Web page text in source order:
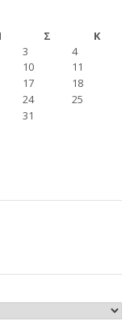
Σ
Κ
3
4
10 11
17 18
24 25
31